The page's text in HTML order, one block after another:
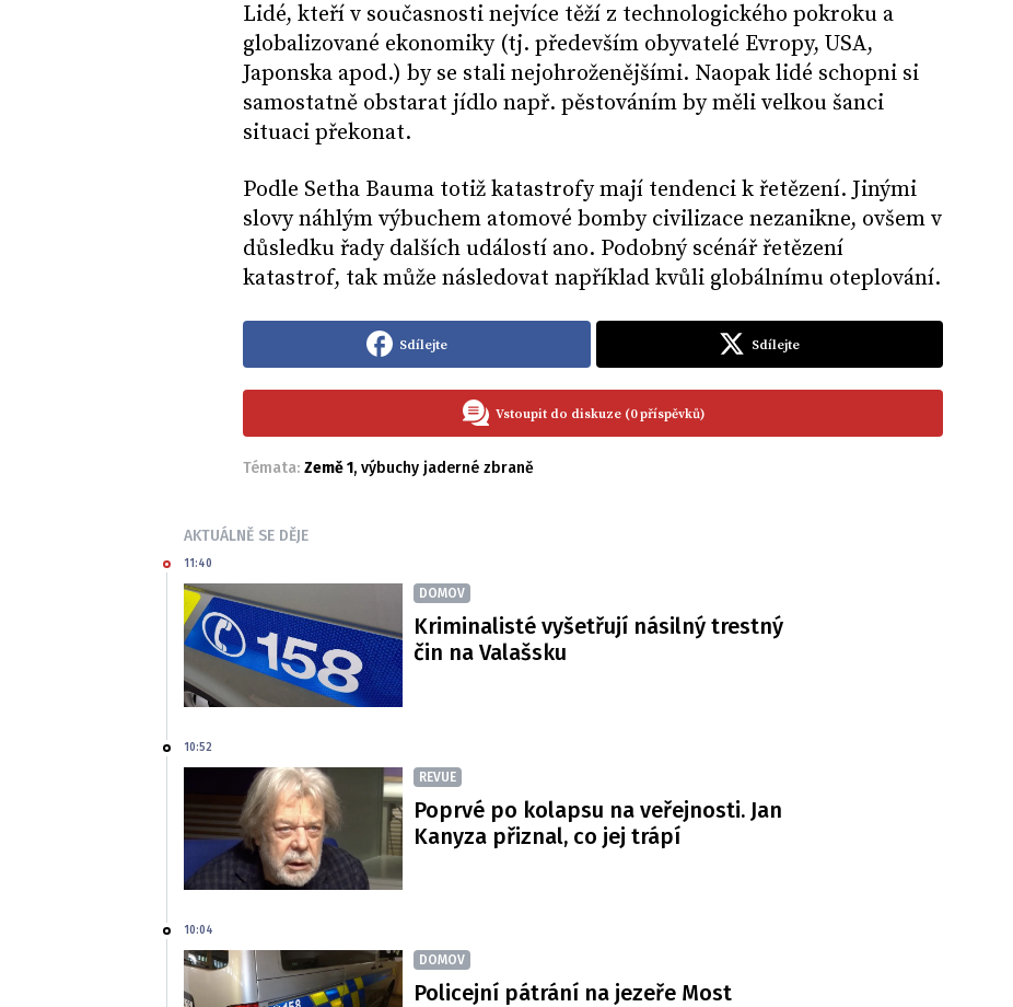
Lidé, kteří v současnosti nejvíce těží z technologického pokroku a
globalizované ekonomiky (tj. především obyvatelé Evropy, USA,
Japonska apod.) by se stali nejohroženějšími. Naopak lidé schopni si
samostatně obstarat jídlo např. pěstováním by měli velkou šanci
situaci překonat.
Podle Setha Bauma totiž katastrofy mají tendenci k řetězení. Jinými
slovy náhlým výbuchem atomové bomby civilizace nezanikne, ovšem v
důsledku řady dalších událostí ano. Podobný scénář řetězení
katastrof, tak může následovat například kvůli globálnímu oteplování.
Sdílejte Sdílejte
Vstoupit do diskuze (0 příspěvků)
Témata: Země 1, výbuchy jaderné zbraně
AKTUÁLNĚ SE DĚJE
11:40
DOMOV
Kriminalisté vyšetřují násilný trestný
čin na Valašsku
10:52
REVUE
Poprvé po kolapsu na veřejnosti. Jan
Kanyza přiznal, co jej trápí
10:04
DOMOV
Policejní pátrání na jezeře Most